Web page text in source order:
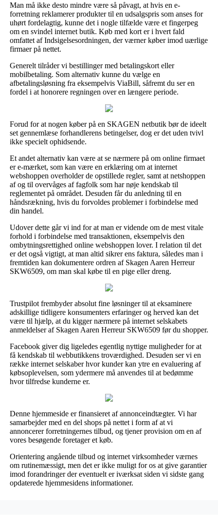
Man må ikke desto mindre være så påvagt, at hvis en e-
forretning reklamerer produkter til en udsalgspris som anses for
uhørt fordelagtig, kunne det i nogle tilfælde være et fingerpeg
om en svindel internet butik. Køb med kort er i hvert fald
omfattet af Indsigelsesordningen, der værner køber imod uærlige
firmaer på nettet.
Generelt tilråder vi bestillinger med betalingskort eller
mobilbetaling. Som alternativ kunne du vælge en
afbetalingsløsning fra eksempelvis ViaBill, såfremt du ser en
fordel i at honorere regningen over en længere periode.
Forud for at nogen køber på en SKAGEN netbutik bør de ideelt
set gennemlæse forhandlerens betingelser, dog er det uden tvivl
ikke specielt ophidsende.
Et andet alternativ kan være at se nærmere på om online firmaet
er e-mærket, som kan være en erklæring om at internet
webshoppen overholder de opstillede regler, samt at netshoppen
af og til overvåges af fagfolk som har nøje kendskab til
reglementet på området. Desuden får du anledning til en
håndsrækning, hvis du forvoldes problemer i forbindelse med
din handel.
Udover dette går vi ind for at man er vidende om de mest vitale
forhold i forbindelse med transaktionen, eksempelvis den
ombytningsrettighed online webshoppen lover. I relation til det
er det også vigtigt, at man altid sikrer ens faktura, således man i
fremtiden kan dokumentere ordren af Skagen Aaren Herreur
SKW6509, om man skal købe til en pige eller dreng.
Trustpilot frembyder absolut fine løsninger til at eksaminere
adskillige tidligere konsumenters erfaringer og herved kan det
være til hjælp, at du kigger nærmere på internet selskabets
anmeldelser af Skagen Aaren Herreur SKW6509 før du shopper.
Facebook giver dig ligeledes egentlig nyttige muligheder for at
få kendskab til webbutikkens troværdighed. Desuden ser vi en
række internet selskaber hvor kunder kan ytre en evaluering af
købsoplevelsen, som ydermere må anvendes til at bedømme
hvor tilfredse kunderne er.
Denne hjemmeside er finansieret af annonceindtægter. Vi har
samarbejder med en del shops på nettet i form af at vi
annoncerer forretningernes tilbud, og tjener provision om en af
vores besøgende foretager et køb.
Orientering angående tilbud og internet virksomheder værnes
om rutinemæssigt, men det er ikke muligt for os at give garantier
imod forandringer der eventuelt er iværksat siden vi sidste gang
opdaterede hjemmesidens informationer.